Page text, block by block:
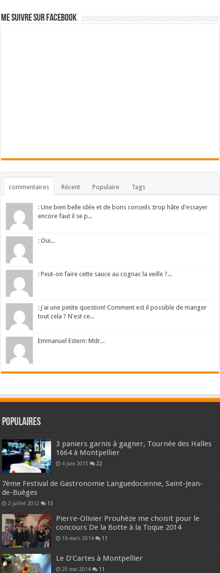
Me suivre sur Facebook
commentaires Récent Populaire Tags
: Une bien belle idée et de bons conseils :trop hâte d'essayer
encore faut il se p...
: Oui...
: Peut-on faire cette sauce au cognac la veille ?...
: j'ai une petite question! Comment est il possible de manger
tout cela ? N'est ce...
Emmanuel Estern: Mdr...
Populaires
3 paniers garnis à gagner, Tournée des Halles
1664 à Montpellier
4 juin 2015 22
7ème Festival de Gastronomie Languedocienne, Saint-Jean-
de-Buèges
2 juillet 2012 13
Pierre-Olivier Prouhèze me choisit pour le
concours De la Botte à la Toque 2014
16 mars 2014 11
Le D’Cartes à Montpellier
29 mai 2014 11